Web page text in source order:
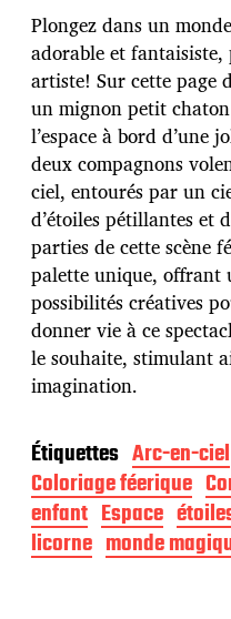
e
d
e
p
u
b
l
i
c
a
t
i
o
n
Plongez dans un
adorable et
artiste! Sur cette page
un mignon petit
l’espace à bord d’une
deux compagnons
ciel, entourés par un
d’étoiles pétillantes et
parties de cette scène
palette unique, offrant
possibilités créatives
donner vie à ce
le souhaite, stimulant
imagination.
Étiquettes Arc-en-ciel
Coloriage féerique
enfant Espace
licorne monde